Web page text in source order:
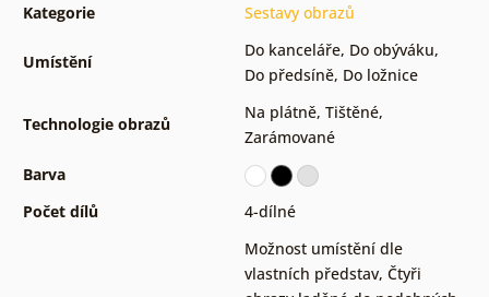
Kategorie Sestavy obrazů
Umístění
Do kanceláře, Do obýváku,
Do předsíně, Do ložnice
Technologie obrazů
Na plátně, Tištěné,
Zarámované
Barva
Počet dílů
4-dílné
Možnost umístění dle
vlastních představ, Čtyři